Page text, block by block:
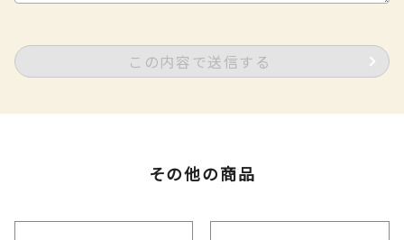
この内容で送信する
その他の商品